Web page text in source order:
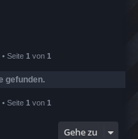
Seite 1 von 1
gefunden.
Seite 1 von 1
Gehe zu